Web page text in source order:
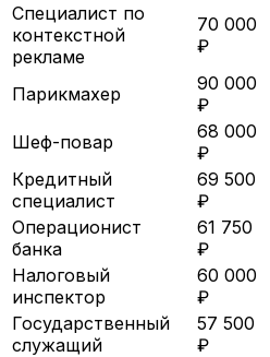
Специалист по
контекстной
рекламе
70 000
₽
Парикмахер
90 000
₽
Шеф-повар
68 000
₽
Кредитный
специалист
69 500
₽
Операционист
банка
61 750
₽
Налоговый
инспектор
60 000
₽
Государственный
служащий
57 500
₽